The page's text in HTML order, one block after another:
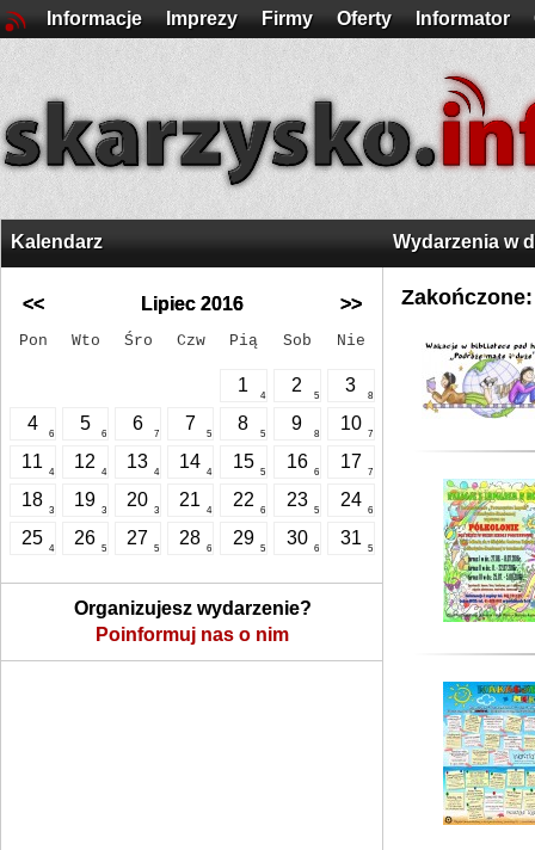
Informacje Imprezy Firmy Oferty Informator
Kalendarz
<< Lipiec 2016 >>
Pon Wto Śro Czw Pią Sob Nie
1
4
2
5
3
8
4
6
5
6
6
7
7
5
8
5
9
8
10
7
11
4
12
4
13
4
14
4
15
5
16
6
17
7
18
3
19
3
20
3
21
4
22
6
23
5
24
6
25
4
26
5
27
5
28
6
29
5
30
6
31
5
Organizujesz wydarzenie?
Poinformuj nas o nim
Wydarzenia w
Zakończone: